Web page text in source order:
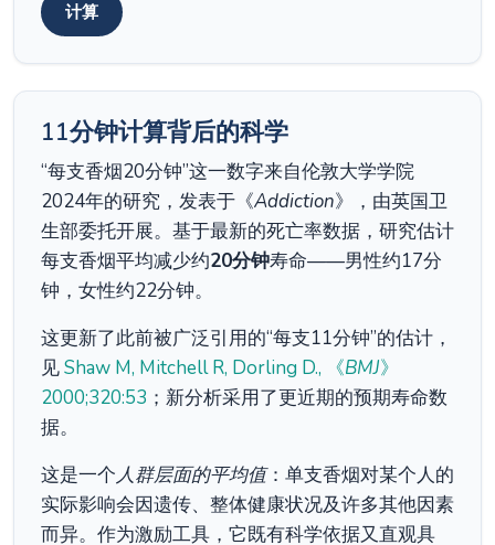
计算
11分钟计算背后的科学
“每支香烟20分钟”这一数字来自伦敦大学学院
2024年的研究，发表于《Addiction》，由英国卫
生部委托开展。基于最新的死亡率数据，研究估计
每支香烟平均减少约20分钟寿命——男性约17分
钟，女性约22分钟。
这更新了此前被广泛引用的“每支11分钟”的估计，
见Shaw M, Mitchell R, Dorling D., 《BMJ》
2000;320:53 ；新分析采用了更近期的预期寿命数
据。
这是一个人群层面的平均值：单支香烟对某个人的
实际影响会因遗传、整体健康状况及许多其他因素
而异。作为激励工具，它既有科学依据又直观具